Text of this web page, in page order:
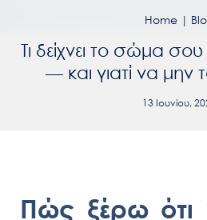
Home|
Τι δείχνει το σώμα
— και γιατί να μην
13 Ιουνίου,
Πώς ξέρω ότι